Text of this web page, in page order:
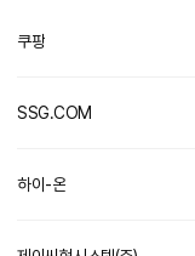
쿠팡
SSG.COM
하이-온
페